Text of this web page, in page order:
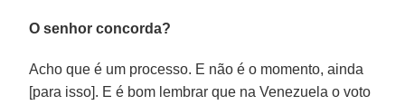
O senhor concorda?
Acho que é um processo. E não é o momento, ainda
[para isso]. E é bom lembrar que na Venezuela o voto